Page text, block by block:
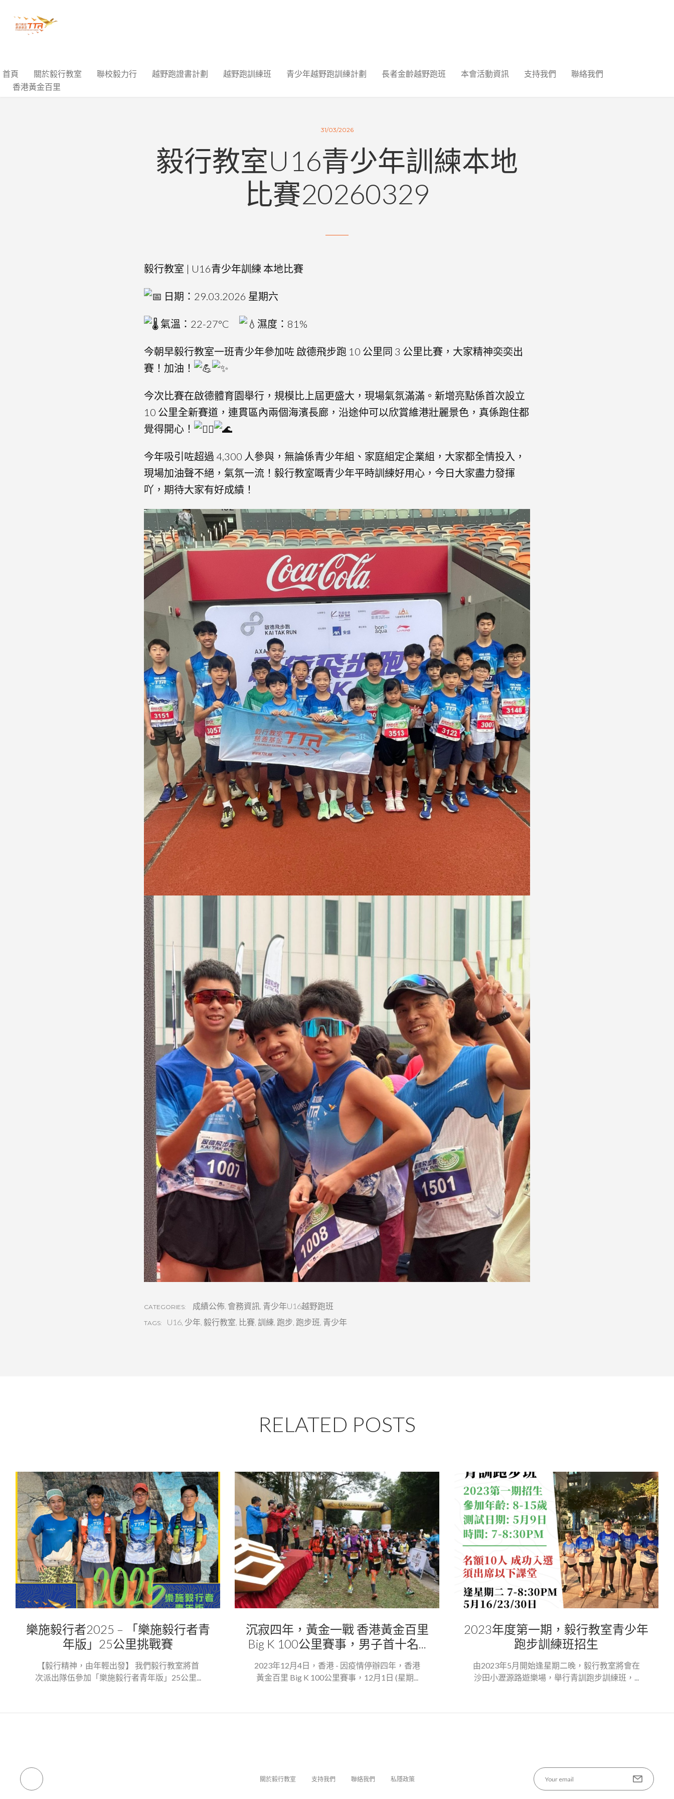
首頁 關於毅行教室 聯校毅力行 越野跑證書計劃 越野跑訓練班 青少年越野跑訓練計劃 長者金齡越野跑班 本會活動資訊 支持我們
聯絡我們
香港黃金百里
31/03/2026
毅行教室U16青少年訓練本地
比賽20260329
毅行教室 | U16青少年訓練 本地比賽
日期：29.03.2026 星期六
氣溫：22-27°C 濕度：81%
今朝早毅行教室一班青少年參加咗 啟德飛步跑 10 公里同 3 公里比賽，大家精神奕奕出
賽！加油！
今次比賽在啟德體育園舉行，規模比上屆更盛大，現場氣氛滿滿。新增亮點係首次設立
10 公里全新賽道，連貫區內兩個海濱長廊，沿途仲可以欣賞維港壯麗景色，真係跑住都
覺得開心！
今年吸引咗超過 4,300 人參與，無論係青少年組、家庭組定企業組，大家都全情投入，
現場加油聲不絕，氣氛一流！毅行教室嘅青少年平時訓練好用心，今日大家盡力發揮
吖，期待大家有好成績！
CATEGORIES: 成績公佈, 會務資訊, 青少年U16越野跑班
TAGS: U16, 少年, 毅行教室, 比賽, 訓練, 跑步, 跑步班, 青少年
RELATED POSTS
樂施毅行者2025 – 「樂施毅行者青
年版」25公里挑戰賽
【毅行精神，由年輕出發】 我們毅行教室將首
次派出隊伍參加「樂施毅行者青年版」25公里...
沉寂四年，黃金一戰 香港黃金百里
Big K 100公里賽事，男子首十名...
2023年12月4日，香港 - 因疫情停辦四年，香港
黃金百里 Big K 100公里賽事，12月1日 (星期...
2023年度第一期，毅行教室青少年
跑步訓練班招生
由2023年5月開始逢星期二晚，毅行教室將會在
沙田小瀝源路遊樂場，舉行青訓跑步訓練班，...
關於毅行教室 支持我們 聯絡我們 私隱政策